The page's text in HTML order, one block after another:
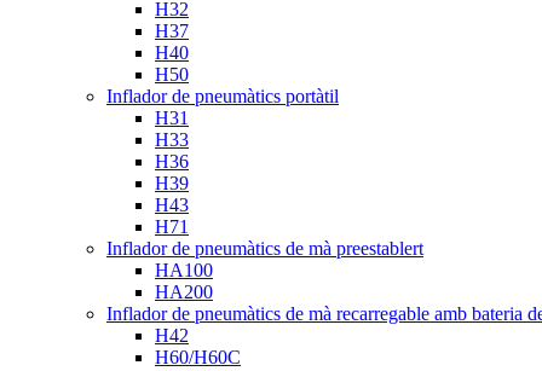
H32
H37
H40
H50
Inflador de pneumàtics portàtil
H31
H33
H36
H39
H43
H71
Inflador de pneumàtics de mà preestablert
HA100
HA200
Inflador de pneumàtics de mà recarregable amb bateria
H42
H60/H60C